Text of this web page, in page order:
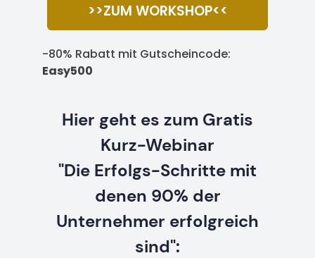
>>ZUM WORKSHOP<<
-80% Rabatt mit Gutscheincode:
Easy500
Hier geht es zum Gratis
Kurz-Webinar
"Die Erfolgs-Schritte mit
denen 90% der
Unternehmer erfolgreich
sind":